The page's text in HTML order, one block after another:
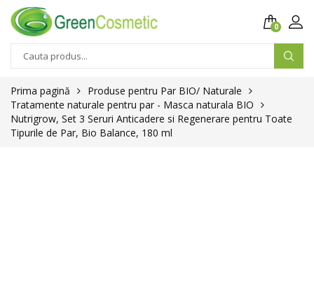
0
Prima pagină
Produse pentru Par BIO/ Naturale
Tratamente naturale pentru par - Masca naturala BIO
Nutrigrow, Set 3 Seruri Anticadere si Regenerare pentru Toate
Tipurile de Par, Bio Balance, 180 ml